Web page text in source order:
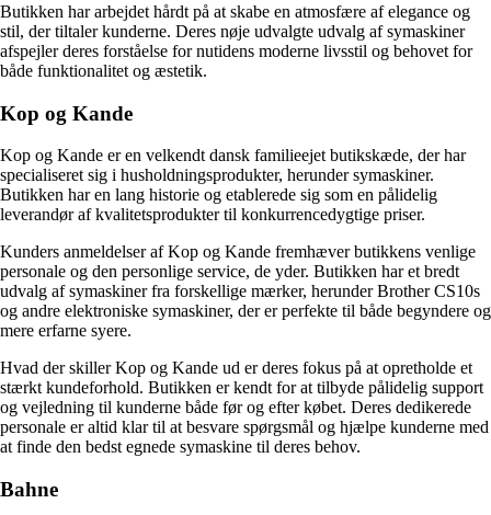
Butikken har arbejdet hårdt på at skabe en atmosfære af elegance og
stil, der tiltaler kunderne. Deres nøje udvalgte udvalg af symaskiner
afspejler deres forståelse for nutidens moderne livsstil og behovet for
både funktionalitet og æstetik.
Kop og Kande
Kop og Kande er en velkendt dansk familieejet butikskæde, der har
specialiseret sig i husholdningsprodukter, herunder symaskiner.
Butikken har en lang historie og etablerede sig som en pålidelig
leverandør af kvalitetsprodukter til konkurrencedygtige priser.
Kunders anmeldelser af Kop og Kande fremhæver butikkens venlige
personale og den personlige service, de yder. Butikken har et bredt
udvalg af symaskiner fra forskellige mærker, herunder Brother CS10s
og andre elektroniske symaskiner, der er perfekte til både begyndere og
mere erfarne syere.
Hvad der skiller Kop og Kande ud er deres fokus på at opretholde et
stærkt kundeforhold. Butikken er kendt for at tilbyde pålidelig support
og vejledning til kunderne både før og efter købet. Deres dedikerede
personale er altid klar til at besvare spørgsmål og hjælpe kunderne med
at finde den bedst egnede symaskine til deres behov.
Bahne